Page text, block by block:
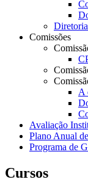
Comissões
A
Avaliação
Plano Anual
Programa de
Cursos